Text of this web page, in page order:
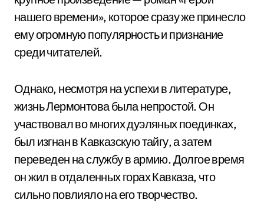
нашего времени», которое сразу же принесло
ему огромную популярность и признание
среди читателей.
Однако, несмотря на успехи в литературе,
жизнь Лермонтова была непростой. Он
участвовал во многих дуэляных поединках,
был изгнан в Кавказскую тайгу, а затем
переведен на службу в армию. Долгое время
он жил в отдаленных горах Кавказа, что
сильно повлияло на его творчество.